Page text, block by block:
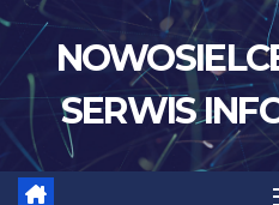
Skip
content
SERWIS